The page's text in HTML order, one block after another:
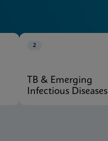
2
TB & Emerging
Infectious Diseases